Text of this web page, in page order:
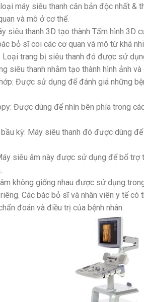
máy siêu thanh căn bản độc nhất &
và mô ở cơ thể.
siêu thanh 3D tạo thành Tấm hình 3D
bỏ sĩ coi các cơ quan và mô từ khá
Loại trang bị siêu thanh đó được sử
siêu thanh nhằm tạo thành hình ảnh
Được sử dụng để đánh giá những
Được dùng để nhìn bên phía trong
kỳ: Máy siêu thanh đó được dùng
siêu âm này được sử dụng để bổ
không giống nhau được sử dụng
Các bác bỏ sĩ và nhân viên y tế
đoán và điều trị của bệnh nhân.